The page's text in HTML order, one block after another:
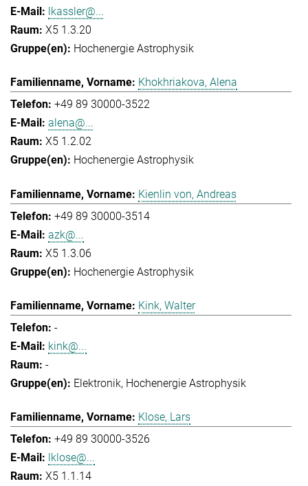
lkassler@...
X5 1.3.20
Hochenergie Astrophysik
Khokhriakova, Alena
+49 89 30000-3522
alena@...
X5 1.2.02
Hochenergie Astrophysik
Kienlin von, Andreas
+49 89 30000-3514
azk@...
X5 1.3.06
Hochenergie Astrophysik
Kink, Walter
-
kink@...
-
Elektronik Hochenergie Astrophysik
Klose, Lars
+49 89 30000-3526
lklose@...
X5 1.1.14